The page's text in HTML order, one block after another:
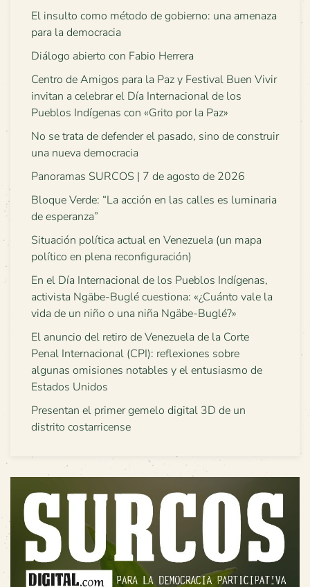
El insulto como método de gobierno: una amenaza
para la democracia
Diálogo abierto con Fabio Herrera
Centro de Amigos para la Paz y Festival Buen Vivir
invitan a celebrar el Día Internacional de los
Pueblos Indígenas con «Grito por la Paz»
No se trata de defender el pasado, sino de construir
una nueva democracia
Panoramas SURCOS | 7 de agosto de 2026
Bloque Verde: “La acción en las calles es luminaria
de esperanza”
Situación política actual en Venezuela (un mapa
político en plena reconfiguración)
En el Día Internacional de los Pueblos Indígenas,
activista Ngäbe-Buglé cuestiona: «¿Cuánto vale la
vida de un niño o una niña Ngäbe-Buglé?»
El anuncio del retiro de Venezuela de la Corte
Penal Internacional (CPI): reflexiones sobre
algunas omisiones notables y el entusiasmo de
Estados Unidos
Presentan el primer gemelo digital 3D de un
distrito costarricense